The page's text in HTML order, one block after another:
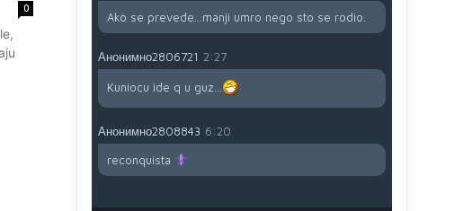
0
Akò se prevede...manji umro nego sto se rodio.
Анонимно2806721 2:27
Kuniocu ide q u guz...
Анонимно2808843 6:20
reconquista